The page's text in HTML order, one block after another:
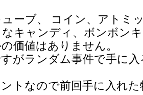
ーブ、 コイン、アトミ
キャンディ、ボンボン
価値はありません。
がランダム事件で手に
トなので前回手に入れ